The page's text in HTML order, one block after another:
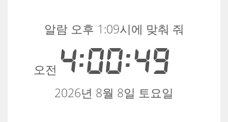
오전 4:00:49
알람 오후 1:09시에 맞춰 줘
2026년 8월 8일 토요일